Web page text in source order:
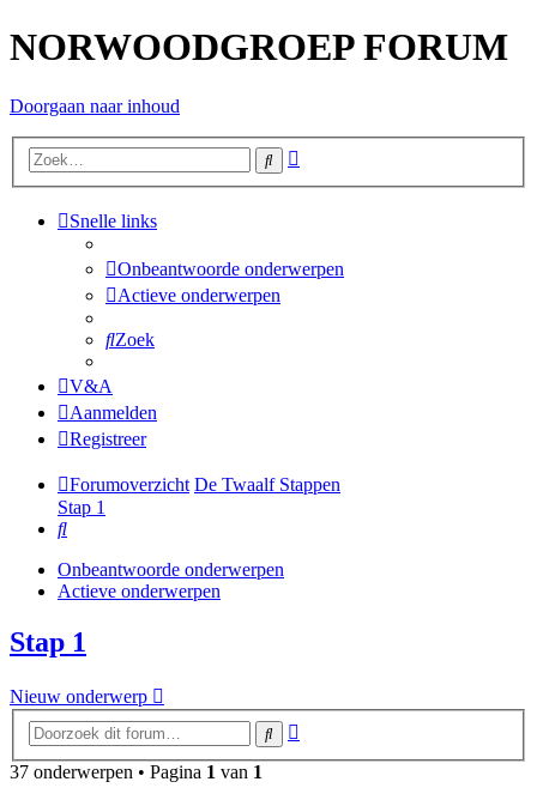
NORWOODGROEP FORUM
Doorgaan naar inhoud
Zoek
Snelle links
Onbeantwoorde onderwerpen
Actieve onderwerpen
Zoek
V&A
Aanmelden
Registreer
Forumoverzicht De Twaalf Stappen
Stap 1
Zoek
Onbeantwoorde onderwerpen
Actieve onderwerpen
Stap 1
Nieuw onderwerp
Zoek
37 onderwerpen • Pagina 1 van 1